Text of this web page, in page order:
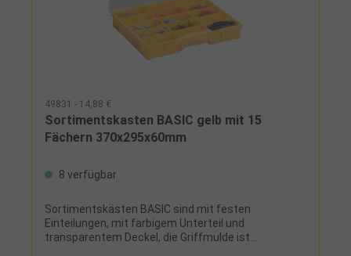
49831 - 14,88 €
Sortimentskasten BASIC gelb mit 15
Fächern 370x295x60mm
8 verfügbar
Sortimentskästen BASIC sind mit festen
Einteilungen, mit farbigem Unterteil und
transparentem Deckel, die Griffmulde ist